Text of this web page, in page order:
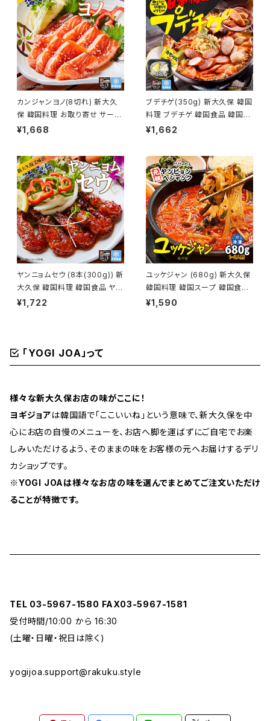
カンジャンヨノ(8切れ) 新大久
保 韓国料理 お取り寄せ サーモ
ンの醤油漬け サーモン 韓国食
¥1,668
ブデチゲ(350g) 新大久保 韓国
料理 ブデチゲ 韓国食品 韓国ス
ープ 1人前 YOGIJOA 明朗(ミ
¥1,662
ヤンニョムセウ (8本(300g)) 新
大久保 韓国料理 韓国食品 ヤン
ニョムエビ 海老 YOGIJOA 海
¥1,722
ユッケジャン (680g) 新大久保
韓国料理 韓国スープ 韓国食品
1-2人前 YOGIJOA ヤンピョン
¥1,590
「YOGI JOA」って
様々な新大久保お店の味がここに！
ヨギジョアは韓国語で「ここいいね」という意味で、新大久保を中
心にお店の自慢のメニューを、お店へ脚を運ばずにご自宅でお楽
しみいただけるよう、そのままの味をお客様の元へお届けするデリ
カショップです。
※YOGI JOAは様々なお店の味を選んでまとめてご注文いただけ
ることが特徴です。
TEL 03-5967-1580 FAX03-5967-1581
受付時間/10:00 から 16:30
(土曜・日曜・祝日は除く)
yogijoa.support@rakuku.style